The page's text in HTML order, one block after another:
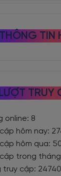
THÔNG TIN
LƯỢT TRUY
online: 8
hôm nay:
hôm qua:
cập trong
truy cập: